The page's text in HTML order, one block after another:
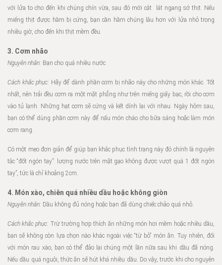
với lửa to cho đến khi chúng chín vừa, sau đó mới cắt lát ngang sớ thịt. Nếu
miếng thịt được hầm bị cứng, bạn cần hầm chúng lâu hơn với lửa nhỏ trong
nhiều giờ, cho đến khi thịt mềm đều.
3. Cơm nhão
Nguyên nhân: Bạn cho quá nhiều nước
Cách khắc phục: Hãy để dành phần cơm bị nhão này cho những món khác. Tốt
nhất, nên trải đều cơm ra một mặt phẳng như trên miếng giấy bạc, rồi cho cơm
vào tủ lạnh. Những hạt cơm sẽ cứng và kết dính lại với nhau. Ngày hôm sau,
bạn có thể dùng phần cơm này để nấu món cháo cho bữa sáng hoặc làm món
cơm rang.
Có một mẹo đơn giản để giúp bạn khắc phục tình trạng này đó chính là nguyên
tắc “đốt ngón tay”: lượng nước trên mặt gạo không được vượt quá 1 đốt ngón
tay”, tức là chỉ khoảng 2cm.
4. Món xào, chiên quá nhiều dầu hoặc không giòn
Nguyên nhân: Dầu không đủ nóng hoặc bạn đã dùng chiếc chảo quá nhỏ.
Cách khắc phục: Trừ trường hợp thích ăn những món hơi mềm hoặc nhiều dầu,
bạn sẽ không còn lựa chọn nào khác ngoài việc “từ bỏ” món ăn. Tuy nhiên, đối
với món rau xào, bạn có thể đảo lại chúng một lần nữa sau khi dầu đã nóng.
Nếu dầu quá nguội, thức ăn sẽ hút khá nhiều dầu. Do vậy, trước khi cho nguyên